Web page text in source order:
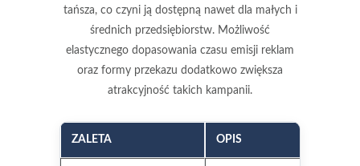
tańsza, co czyni ją dostępną nawet dla małych i
średnich przedsiębiorstw. Możliwość
elastycznego dopasowania czasu emisji reklam
oraz formy przekazu dodatkowo zwiększa
atrakcyjność takich kampanii.
ZALETA OPIS